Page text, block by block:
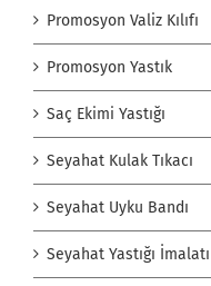
Promosyon Valiz Kılıfı
Promosyon Yastık
Saç Ekimi Yastığı
Seyahat Kulak Tıkacı
Seyahat Uyku Bandı
Seyahat Yastığı İmalatı